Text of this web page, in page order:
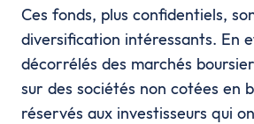
Ces fonds, plus confidentiels,
diversification intéressants. En
décorrélés des marchés
sur des sociétés non cotées en
réservés aux investisseurs qui